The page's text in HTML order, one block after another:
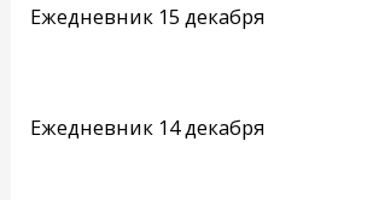
Ежедневник 15 декабря
Ежедневник 14 декабря